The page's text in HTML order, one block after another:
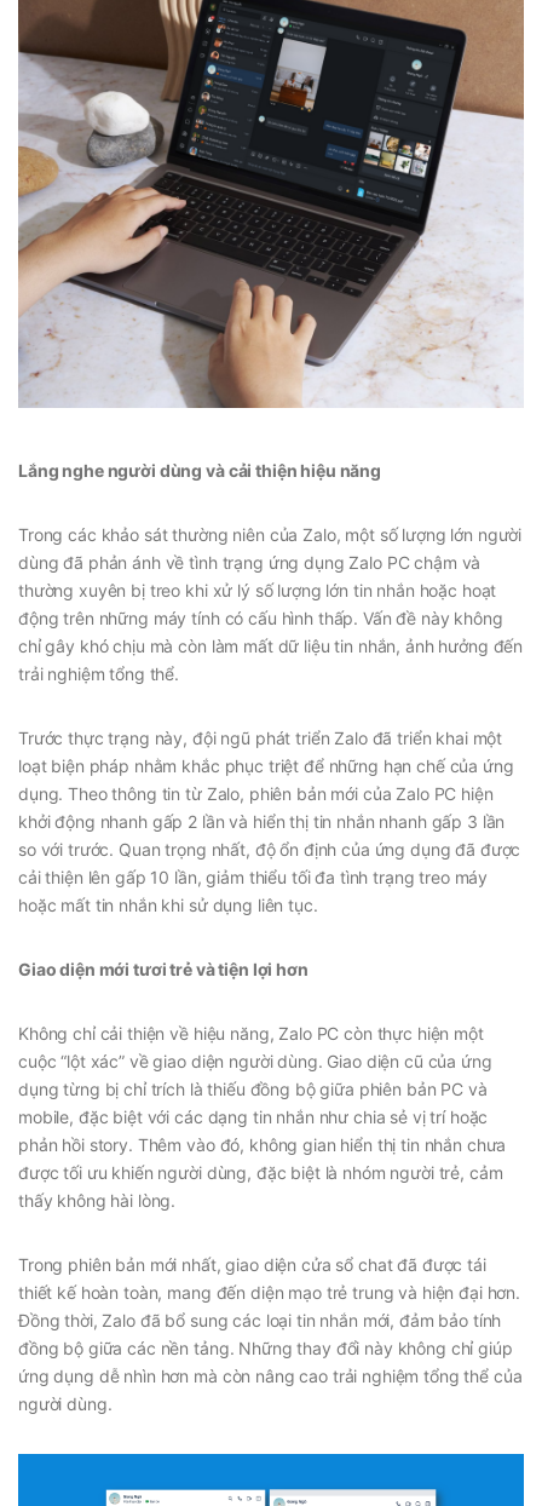
Lắng nghe người dùng và cải thiện hiệu năng
Trong các khảo sát thường niên của Zalo, một số lượng lớn người
dùng đã phản ánh về tình trạng ứng dụng Zalo PC chậm và
thường xuyên bị treo khi xử lý số lượng lớn tin nhắn hoặc hoạt
động trên những máy tính có cấu hình thấp. Vấn đề này không
chỉ gây khó chịu mà còn làm mất dữ liệu tin nhắn, ảnh hưởng đến
trải nghiệm tổng thể.
Trước thực trạng này, đội ngũ phát triển Zalo đã triển khai một
loạt biện pháp nhằm khắc phục triệt để những hạn chế của ứng
dụng. Theo thông tin từ Zalo, phiên bản mới của Zalo PC hiện
khởi động nhanh gấp 2 lần và hiển thị tin nhắn nhanh gấp 3 lần
so với trước. Quan trọng nhất, độ ổn định của ứng dụng đã được
cải thiện lên gấp 10 lần, giảm thiểu tối đa tình trạng treo máy
hoặc mất tin nhắn khi sử dụng liên tục.
Giao diện mới tươi trẻ và tiện lợi hơn
Không chỉ cải thiện về hiệu năng, Zalo PC còn thực hiện một
cuộc “lột xác” về giao diện người dùng. Giao diện cũ của ứng
dụng từng bị chỉ trích là thiếu đồng bộ giữa phiên bản PC và
mobile, đặc biệt với các dạng tin nhắn như chia sẻ vị trí hoặc
phản hồi story. Thêm vào đó, không gian hiển thị tin nhắn chưa
được tối ưu khiến người dùng, đặc biệt là nhóm người trẻ, cảm
thấy không hài lòng.
Trong phiên bản mới nhất, giao diện cửa sổ chat đã được tái
thiết kế hoàn toàn, mang đến diện mạo trẻ trung và hiện đại hơn.
Đồng thời, Zalo đã bổ sung các loại tin nhắn mới, đảm bảo tính
đồng bộ giữa các nền tảng. Những thay đổi này không chỉ giúp
ứng dụng dễ nhìn hơn mà còn nâng cao trải nghiệm tổng thể của
người dùng.